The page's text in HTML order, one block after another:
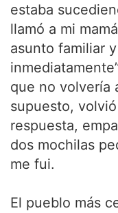
estaba
llamó a mi
asunto familiar
que no volvería
supuesto,
respuesta,
dos mochilas
me fui.
El pueblo más